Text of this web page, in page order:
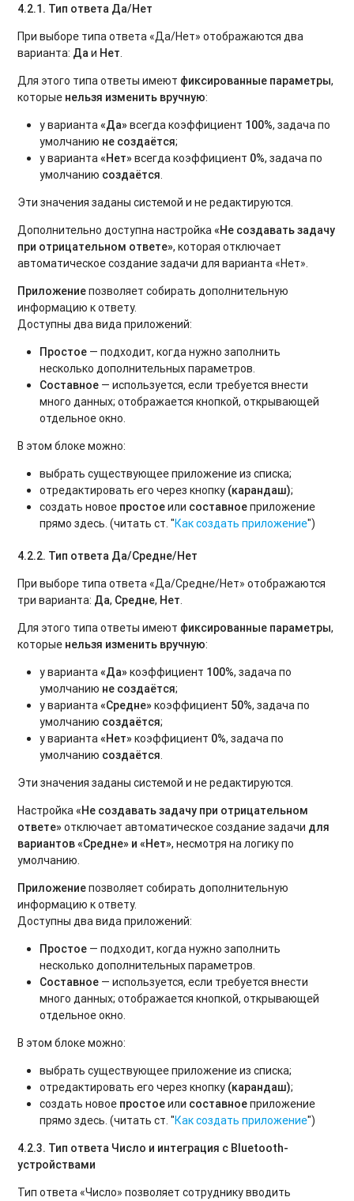
4.2.1. Тип ответа Да/Нет
При выборе типа ответа «Да/Нет» отображаются два
варианта: Даи Нет.
Для этого типа ответы имеют фиксированные параметры,
которые нельзя изменить вручную:
у варианта«Да» всегда коэффициент 100%, задача по
умолчанию не создаётся;
у варианта«Нет» всегда коэффициент 0%, задача по
умолчанию создаётся.
Эти значения заданы системой и не редактируются.
Дополнительно доступна настройка«Не создавать задачу
при отрицательном ответе», которая отключает
автоматическое создание задачи для варианта «Нет».
Приложениепозволяет собирать дополнительную
информацию к ответу.
Доступны два вида приложений:
Простое — подходит, когда нужно заполнить
несколько дополнительных параметров.
Составное — используется, если требуется внести
много данных; отображается кнопкой, открывающей
отдельное окно.
В этом блоке можно:
выбрать существующее приложение из списка;
отредактировать его через кнопку (карандаш);
создать новое простоеили составноеприложение
прямо здесь. (читать ст. "Как создать приложение")
4.2.2. Тип ответа Да/Средне/Нет
При выборе типа ответа «Да/Средне/Нет» отображаются
три варианта: Да, Средне, Нет.
Для этого типа ответы имеют фиксированные параметры,
которые нельзя изменить вручную:
у варианта«Да» коэффициент 100%, задача по
умолчанию не создаётся;
у варианта«Средне» коэффициент 50%, задача по
умолчанию создаётся;
у варианта«Нет» коэффициент 0%, задача по
умолчанию создаётся.
Эти значения заданы системой и не редактируются.
Настройка«Не создавать задачу при отрицательном
ответе» отключает автоматическое создание задачи для
вариантов «Средне» и «Нет», несмотря на логику по
умолчанию.
Приложениепозволяет собирать дополнительную
информацию к ответу.
Доступны два вида приложений:
Простое — подходит, когда нужно заполнить
несколько дополнительных параметров.
Составное — используется, если требуется внести
много данных; отображается кнопкой, открывающей
отдельное окно.
В этом блоке можно:
выбрать существующее приложение из списка;
отредактировать его через кнопку (карандаш);
создать новое простоеили составноеприложение
прямо здесь. (читать ст. "Как создать приложение")
4.2.3. Тип ответа Число и интеграция с Bluetooth-
устройствами
Тип ответа «Число» позволяет сотруднику вводить